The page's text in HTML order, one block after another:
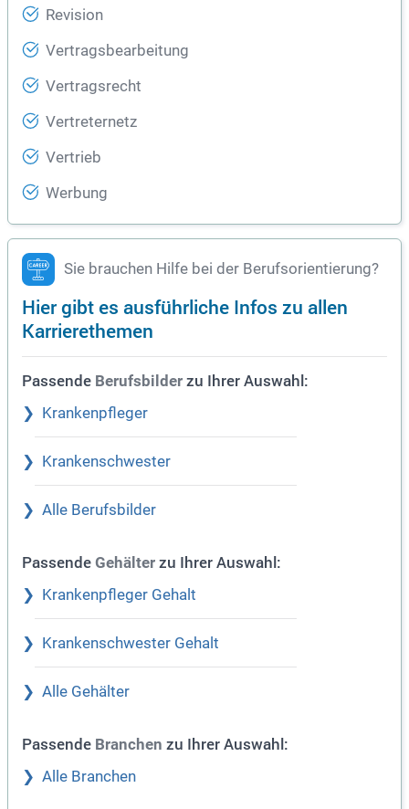
Revision
Vertragsbearbeitung
Vertragsrecht
Vertreternetz
Vertrieb
Werbung
Sie brauchen Hilfe bei der Berufsorientierung?
Hier gibt es ausführliche Infos zu allen
Karrierethemen
Passende Berufsbilder zu Ihrer Auswahl:
Krankenpfleger
Krankenschwester
Alle Berufsbilder
Passende Gehälter zu Ihrer Auswahl:
Krankenpfleger Gehalt
Krankenschwester Gehalt
Alle Gehälter
Passende Branchen zu Ihrer Auswahl:
Alle Branchen